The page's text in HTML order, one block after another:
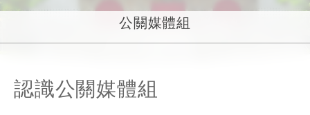
公關媒體組
認識公關媒體組